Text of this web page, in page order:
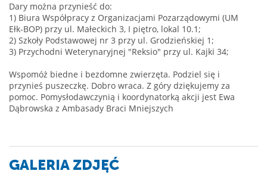
Dary można przynieść do:
1) Biura Współpracy z Organizacjami Pozarządowymi (UM
Ełk-BOP) przy ul. Małeckich 3, I piętro, lokal 10.1;
2) Szkoły Podstawowej nr 3 przy ul. Grodzieńskiej 1;
3) Przychodni Weterynaryjnej "Reksio" przy ul. Kajki 34;
Wspomóż biedne i bezdomne zwierzęta. Podziel się i
przynieś puszeczkę. Dobro wraca. Z góry dziękujemy za
pomoc. Pomysłodawczynią i koordynatorką akcji jest Ewa
Dąbrowska z Ambasady Braci Mniejszych
GALERIA ZDJĘĆ